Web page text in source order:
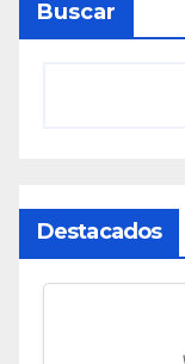
Buscar
Destacados